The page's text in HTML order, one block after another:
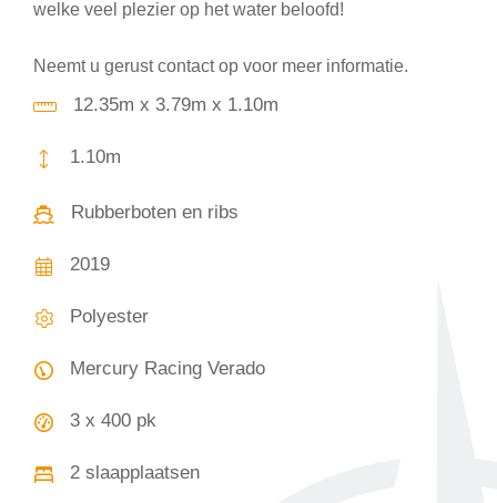
welke veel plezier op het water beloofd!
Neemt u gerust contact op voor meer informatie.
12.35m x 3.79m x 1.10m
1.10m
Rubberboten en ribs
2019
Polyester
Mercury Racing Verado
3 x 400 pk
2 slaapplaatsen